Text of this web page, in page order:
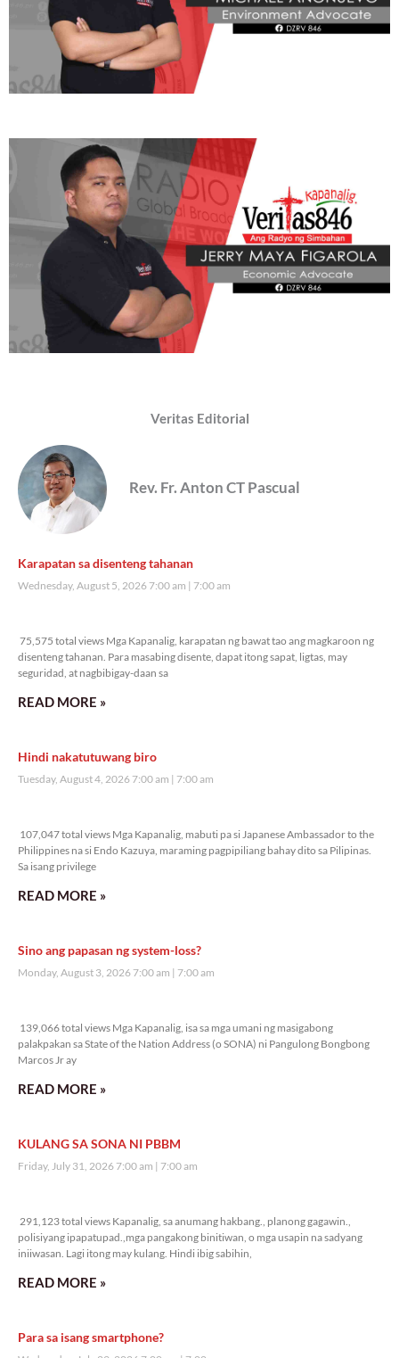
Veritas Editorial
Rev. Fr. Anton CT Pascual
Karapatan sa disenteng tahanan
Wednesday, August 5, 2026 7:00 am 7:00 am
75,575 total views Mga Kapanalig, karapatan ng bawat tao ang magkaroon ng
disenteng tahanan. Para masabing disente, dapat itong sapat, ligtas, may
seguridad, at nagbibigay-daan sa
READ MORE »
Hindi nakatutuwang biro
Tuesday, August 4, 2026 7:00 am 7:00 am
107,047 total views Mga Kapanalig, mabuti pa si Japanese Ambassador to the
Philippines na si Endo Kazuya, maraming pagpipiliang bahay dito sa Pilipinas.
Sa isang privilege
READ MORE »
Sino ang papasan ng system-loss?
Monday, August 3, 2026 7:00 am 7:00 am
139,066 total views Mga Kapanalig, isa sa mga umani ng masigabong
palakpakan sa State of the Nation Address (o SONA) ni Pangulong Bongbong
Marcos Jr ay
READ MORE »
KULANG SA SONA NI PBBM
Friday, July 31, 2026 7:00 am 7:00 am
291,123 total views Kapanalig, sa anumang hakbang., planong gagawin.,
polisiyang ipapatupad.,mga pangakong binitiwan, o mga usapin na sadyang
iniiwasan. Lagi itong may kulang. Hindi ibig sabihin,
READ MORE »
Para sa isang smartphone?